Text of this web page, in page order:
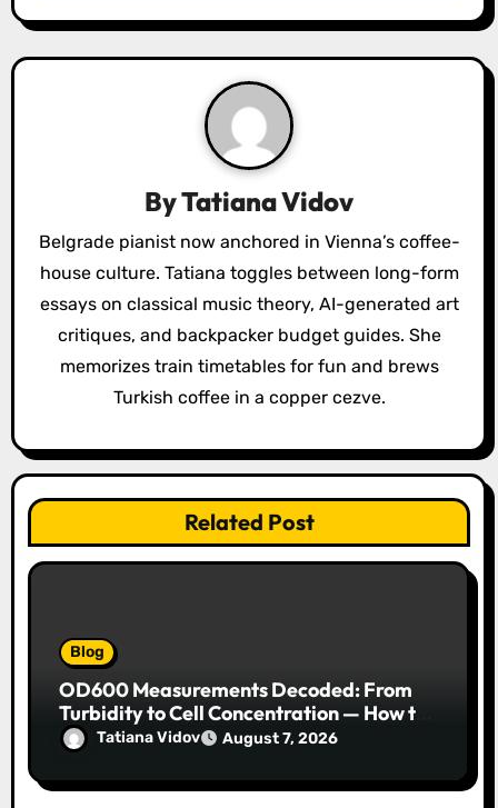
a
v
t
i
ByTatiana Vidov
Belgrade pianist now anchored in Vienna’s coffee-
house culture. Tatiana toggles between long-form
essays on classical music theory, AI-generated art
critiques, and backpacker budget guides. She
memorizes train timetables for fun and brews
Turkish coffee in a copper cezve.
Related Post
Blog
OD600 Measurements Decoded: From
Turbidity to Cell Concentration — How to
Get Every Data Point Right
Tatiana Vidov August 7, 2026